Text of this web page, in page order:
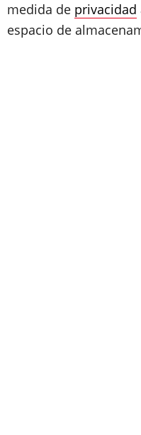
medida de privacidad
espacio de